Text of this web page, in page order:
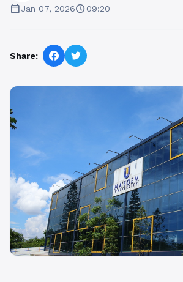
calendar_todayJan 07, 2026schedule09:20
Share: